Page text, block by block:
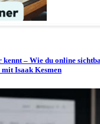
kennt – Wie du online
Isaak Kesmen